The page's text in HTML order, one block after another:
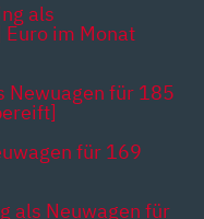
als
im Monat
Newuagen für 185
für 169
als Neuwagen für